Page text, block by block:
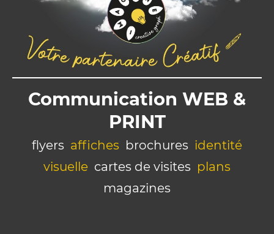
Communication WEB &
PRINT
flyers affiches brochures identité
visuelle cartes de visites plans
magazines